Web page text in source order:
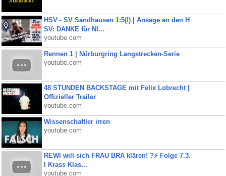
HSV - SV Sandhausen 1:5(!) | Ansage an den H
SV: DANKE für NI...
youtube.com
Rennen 1 | Nürburgring Langstrecken-Serie
youtube.com
48 STUNDEN BACKSTAGE mit Felix Lobrecht |
Offizieller Trailer
youtube.com
Wissenschaftler irren
youtube.com
REWI will sich FRAU BRA klären! ?⚡️ Folge 7.3.
I Krass Klas...
youtube.com